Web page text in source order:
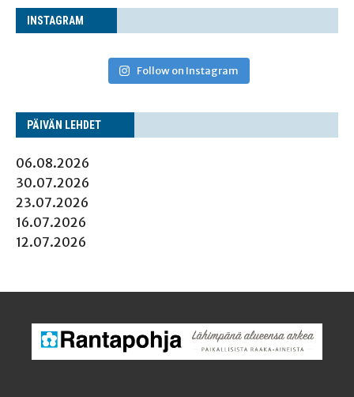
INS­TA­GRAM
Follow on Instagram
PÄI­VÄN LEHDET
06.08.2026
30.07.2026
23.07.2026
16.07.2026
12.07.2026